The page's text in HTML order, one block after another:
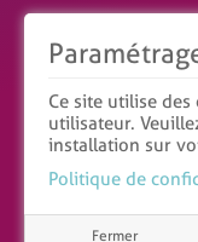
Ce site utilise
utilisateur.
installation sur
Politique de
Fermer
Réalisation du